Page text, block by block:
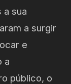
a sua
a surgir
e
a
público, o